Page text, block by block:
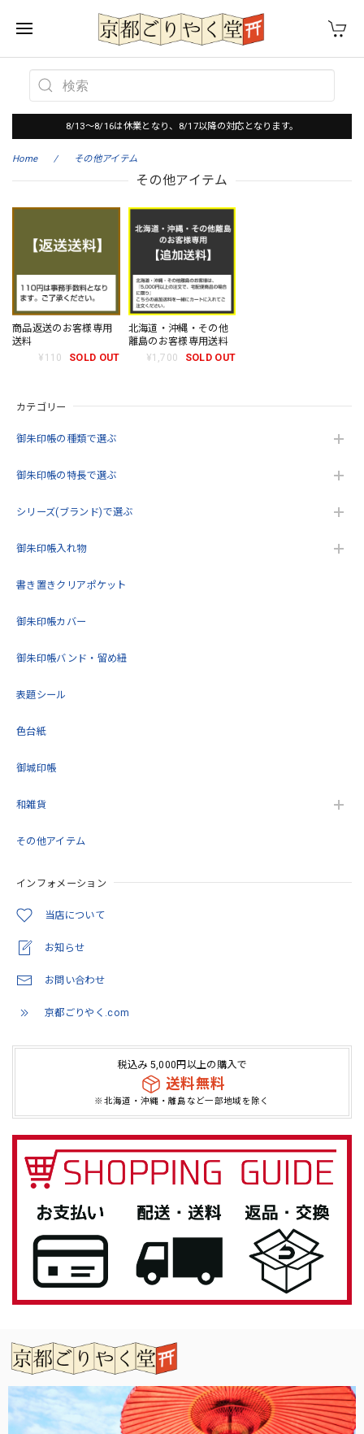
8/13～8/16は休業となり、8/17以降の対応となります。
カテゴリー
御朱印帳の種類で選ぶ
御朱印帳の特長で選ぶ
シリーズ(ブランド)で選ぶ
御朱印帳入れ物
書き置きクリアポケット
御朱印帳カバー
御朱印帳バンド・留め紐
表題シール
色台紙
御城印帳
和雑貨
その他アイテム
インフォメーション
当店について
お知らせ
お問い合わせ
京都ごりやく.com
税込み 5,000円以上の購入で
送料無料
※北海道・沖縄・離島など一部地域を除く
Home その他アイテム
その他アイテム
商品返送のお客様専用
送料
¥110
SOLD OUT
北海道・沖縄・その他
離島のお客様専用送料
¥1,700
SOLD OUT